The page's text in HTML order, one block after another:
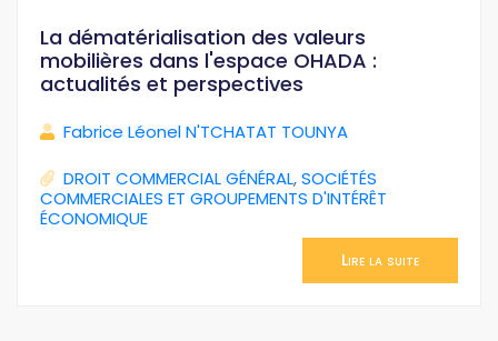
La dématérialisation des valeurs
mobilières dans l'espace OHADA :
actualités et perspectives
Fabrice Léonel N'TCHATAT TOUNYA
DROIT COMMERCIAL GÉNÉRAL,SOCIÉTÉS
COMMERCIALES ET GROUPEMENTS D'INTÉRÊT
ÉCONOMIQUE
Lire la suite